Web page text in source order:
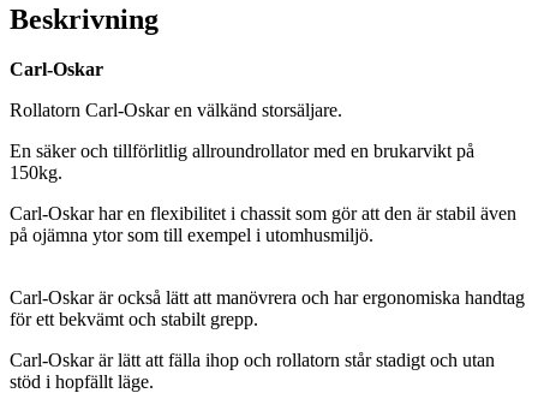
Beskrivning
Carl-Oskar
Rollatorn Carl-Oskar en välkänd storsäljare.
En säker och tillförlitlig allroundrollatormed en brukarvikt på
150kg.
Carl-Oskar har en flexibilitet i chassit som gör att den är stabil även
på ojämna ytor som till exempel i utomhusmiljö.
Carl-Oskar är också lätt att manövrera och har ergonomiska handtag
för ettbekvämt och stabilt grepp.
Carl-Oskar är lätt att fälla ihop och rollatorn står stadigtoch utan
stöd i hopfällt läge.